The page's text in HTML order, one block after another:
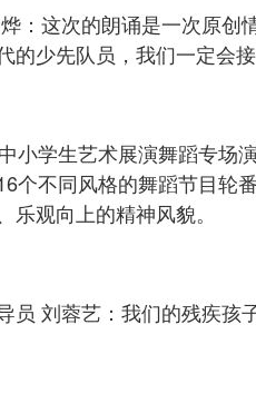
：这次的朗诵是一次原
的少先队员，我们一定会
小学生艺术展演舞蹈专场
个不同风格的舞蹈节目轮
观向上的精神风貌。
员 刘蓉艺：我们的残疾